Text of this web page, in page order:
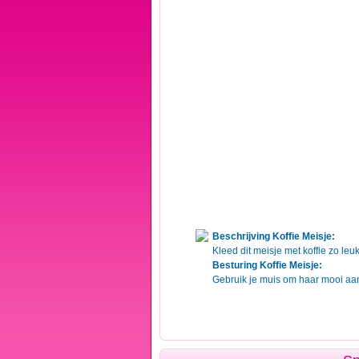
Beschrijving Koffie Meisje:
Kleed dit meisje met koffie zo
Besturing Koffie Meisje:
Gebruik je muis om haar mooi